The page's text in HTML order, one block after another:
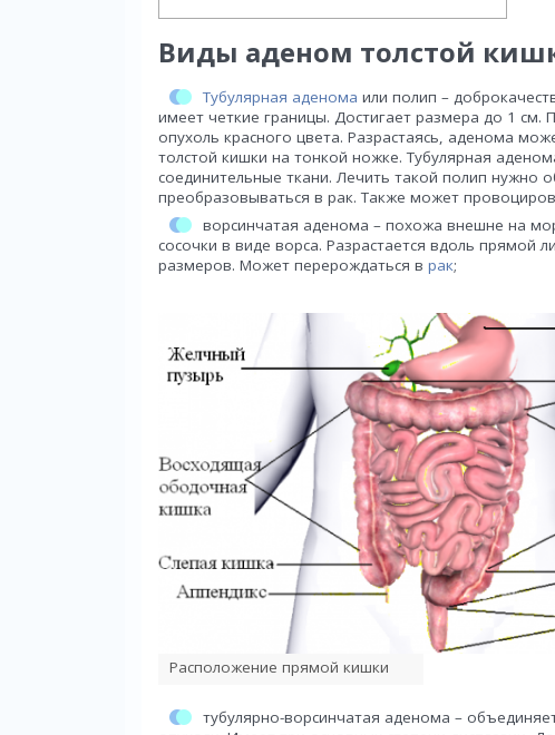
Виды аденом толстой
Тубулярная аденома или полип –
имеет четкие границы. Достигает размера до 1 см.
опухоль красного цвета. Разрастаясь, аденома
толстой кишки на тонкой ножке. Тубулярная
соединительные ткани. Лечить такой полип нужно
преобразовываться в рак. Также может
ворсинчатая аденома – похожа внешне на
сосочки в виде ворса. Разрастается вдоль прямой
размеров. Может перерождаться в рак;
Расположение прямой кишки
тубулярно-ворсинчатая аденома –